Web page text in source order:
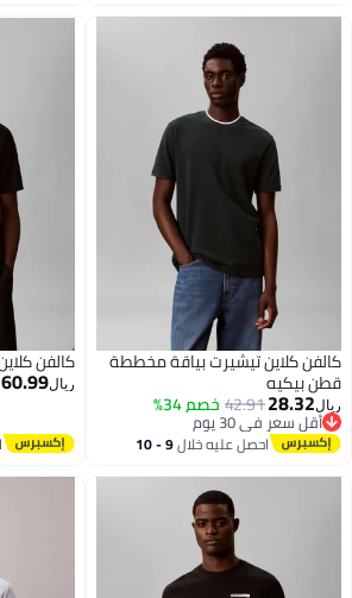
كالفن كلاين تيشيرت بياقة مخططة
قطن بيكيه
ريال28.32
42.91خصم 34%
أقل سعر في 30 يوم
أقل سعر في 30 يوماحصل عليه خلال 9 - 10
كالفن
ريال60.99